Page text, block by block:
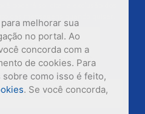
melhorar sua
no portal. Ao
concorda com a
de cookies. Para
como isso é feito,
. Se você concorda,
se